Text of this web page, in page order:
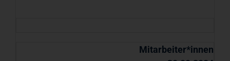
Mitarbeiter*innen